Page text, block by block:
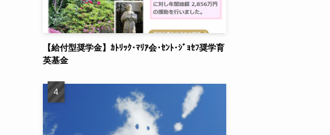
【給付型奨学金】ｶﾄﾘｯｸ･ﾏﾘｱ会･ｾﾝﾄ･ｼﾞｮｾﾌ奨学育
英基金